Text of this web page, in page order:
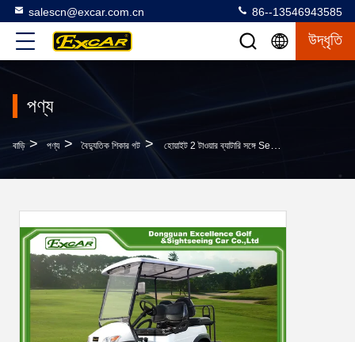
salescn@excar.com.cn 86--13546943585
উদ্ধৃতি
পণ্য
বাড়ি > পণ্য > বৈদ্যুতিক শিকার গট > হোয়াইট 2 টাওয়ার ব্যাটারি সঙ্গে Seater বিচ বৈদ্যুতিক শিকার বাগি